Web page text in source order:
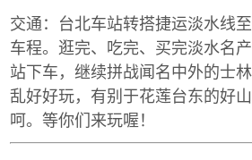
交通：台北车站转搭捷运淡水线
车程。逛完、吃完、买完淡水名
站下车，继续拼战闻名中外的士
乱好好玩，有别于花莲台东的好
呵。等你们来玩喔！